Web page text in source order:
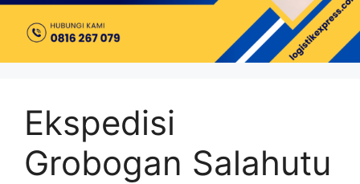
Ekspedisi
Grobogan Salahutu